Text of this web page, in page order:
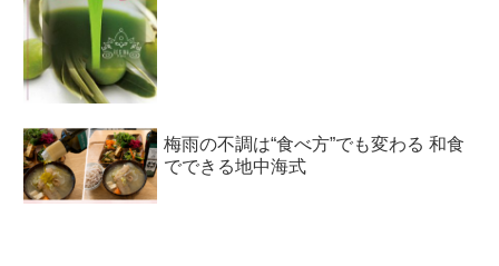
梅雨の不調は“食べ方”でも変わる 和食
でできる地中海式